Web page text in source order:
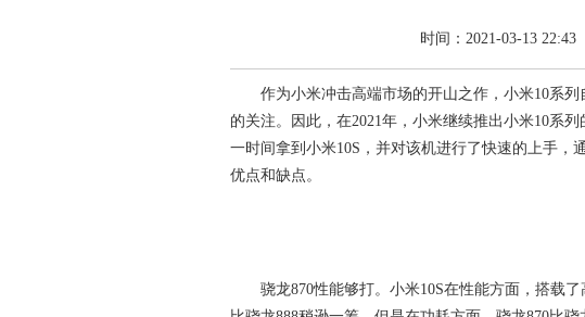
时间：2021-03-13
作为小米冲击高端市场的开山之作，小米10系列
的关注。因此，在2021年，小米继续推出小米10系
一时间拿到小米10S，并对该机进行了快速的上手，
优点和缺点。
骁龙870性能够打。小米10S在性能方面，搭载了